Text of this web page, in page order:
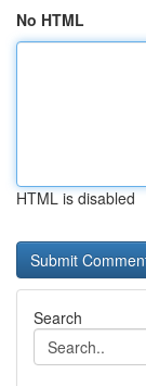
No HTML
HTML is disabled
Search